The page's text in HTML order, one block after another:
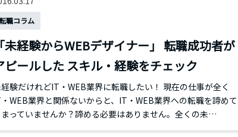
職コラム
「未経験からWEBデザイナー」 転職成功者が
ピールした スキル・経験をチェック
験だけれどIT・WEB業界に転職したい！ 現在の仕事が全く
WEB業界と関係ないからと、IT・WEB業界への転職を諦めて
まっていませんか？諦める必要はありません。全くの未…